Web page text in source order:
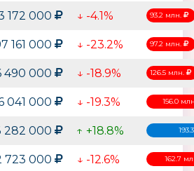
172 000 ↓ -4.1% 93.2 млн.
161 000 ↓ -23.2% 97.2 млн.
490 000 ↓ -18.9% 126.5 млн.
041 000 ↓ -19.3% 156.0
282 000 ↑ +18.8%
723 000 ↓ -12.6% 162.7